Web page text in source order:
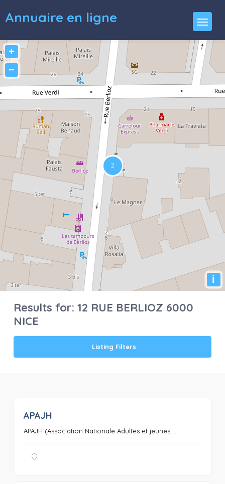
Annuaire en ligne
+
−
i
Results for:12 RUE BERLIOZ 6000
NICE
Listing Filters
APAJH
APAJH (Association Nationale Adultes et jeunes ...